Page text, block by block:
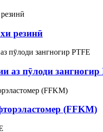
резинӣ
аз пӯлоди зангногир
(FFKM)